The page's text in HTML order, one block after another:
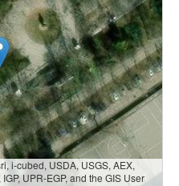
i-cubed, USDA, USGS, AEX,
UPR-EGP, and the GIS User